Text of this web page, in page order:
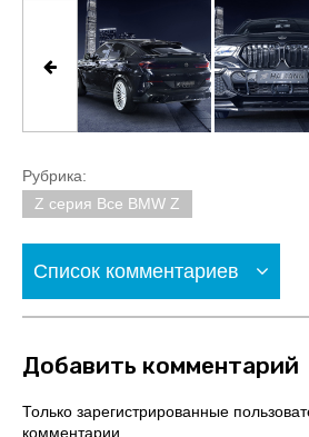
Рубрика:
Z серия Все BMW Z
Список комментариев
Добавить комментарий
Только зарегистрированные
комментарии.